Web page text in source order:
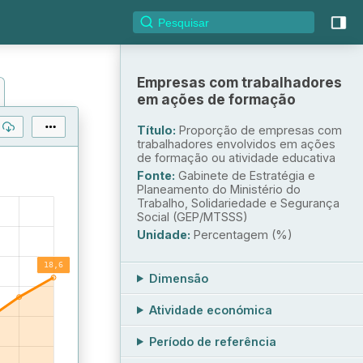
Empresas com trabalhadores
em ações de formação
Título: Proporção de empresas com
trabalhadores envolvidos em ações
de formação ou atividade educativa
Fonte: Gabinete de Estratégia e
Planeamento do Ministério do
Trabalho, Solidariedade e Segurança
Social (GEP/MTSSS)
Unidade: Percentagem (%)
Dimensão
Atividade económica
Período de referência